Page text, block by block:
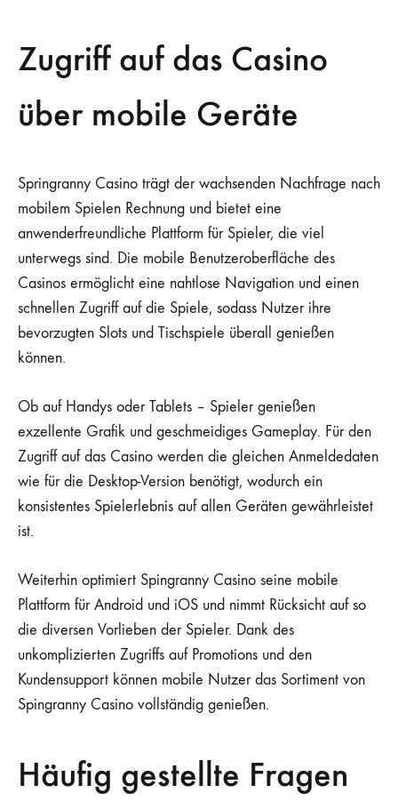
Zugriff auf das Casino
über mobile Geräte
Springranny Casino trägt der wachsenden Nachfrage nach
mobilem Spielen Rechnung und bietet eine
anwenderfreundliche Plattform für Spieler, die viel
unterwegs sind. Die mobile Benutzeroberfläche des
Casinos ermöglicht eine nahtlose Navigation und einen
schnellen Zugriff auf die Spiele, sodass Nutzer ihre
bevorzugten Slots und Tischspiele überall genießen
können.
Ob auf Handys oder Tablets – Spieler genießen
exzellente Grafik und geschmeidiges Gameplay. Für den
Zugriff auf das Casino werden die gleichen Anmeldedaten
wie für die Desktop-Version benötigt, wodurch ein
konsistentes Spielerlebnis auf allen Geräten gewährleistet
ist.
Weiterhin optimiert Spingranny Casino seine mobile
Plattform für Android und iOS und nimmt Rücksicht auf so
die diversen Vorlieben der Spieler. Dank des
unkomplizierten Zugriffs auf Promotions und den
Kundensupport können mobile Nutzer das Sortiment von
Spingranny Casino vollständig genießen.
Häufig gestellte Fragen